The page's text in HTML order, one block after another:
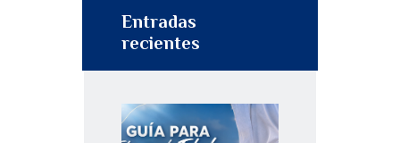
Entradas
recientes